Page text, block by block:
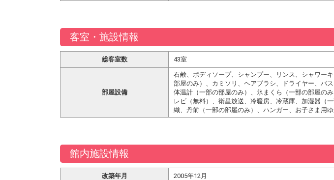
客室・施設情報
総客室数 43室
部屋設備
石鹸、ボディソープ、シャンプー、リンス、シャワー
部屋のみ）、カミソリ、ヘアブラシ、ドライヤー、バ
体温計（一部の部屋のみ）、氷まくら（一部の部屋の
レビ（無料）、衛星放送、冷暖房、冷蔵庫、加湿器（
織、丹前（一部の部屋のみ）、ハンガー、お子さま用
館内施設情報
改築年月 2005年12月